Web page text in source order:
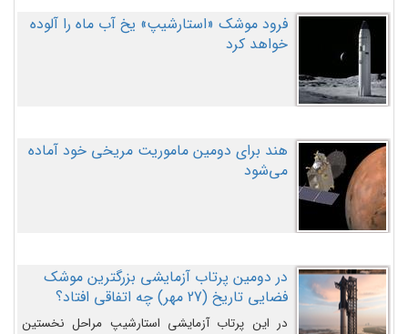
فرود موشک «استارشیپ» یخ آب ماه را آلوده
خواهد کرد
هند برای دومین ماموریت مریخی خود آماده
می‌شود
در دومین پرتاب آزمایشی بزرگترین موشک
فضایی تاریخ (27 مهر‌) چه اتفاقی افتاد؟
در این پرتاب آزمایشی استارشیپ مراحل نخستین